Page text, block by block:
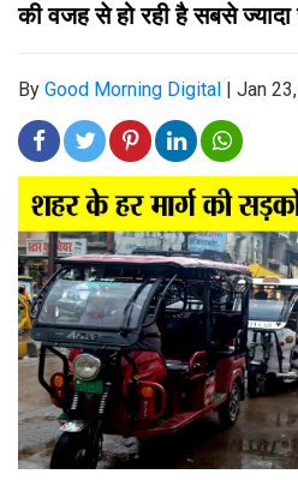
की वजह से हो रही है सबसे ज्यादा
By Good Morning Digital | Jan